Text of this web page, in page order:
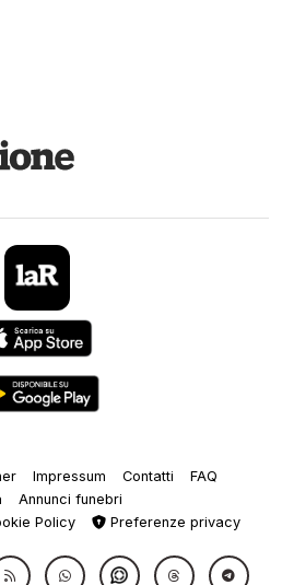
Impressum Contatti
FAQ
Annunci funebri
Policy Preferenze privacy